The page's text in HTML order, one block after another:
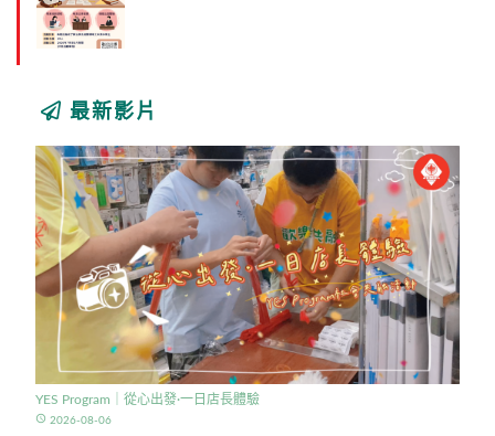
最新影片
YES Program｜從心出發·一日店長體驗
access_time 2026-08-06